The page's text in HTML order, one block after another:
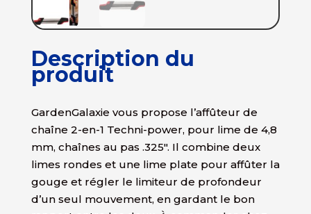
Description du
produit
GardenGalaxie vous propose l’affûteur de
chaîne 2-en-1 Techni-power, pour lime de 4,8
mm, chaînes au pas .325″. Il combine deux
limes rondes et une lime plate pour affûter la
gouge et régler le limiteur de profondeur
d’un seul mouvement, en gardant le bon